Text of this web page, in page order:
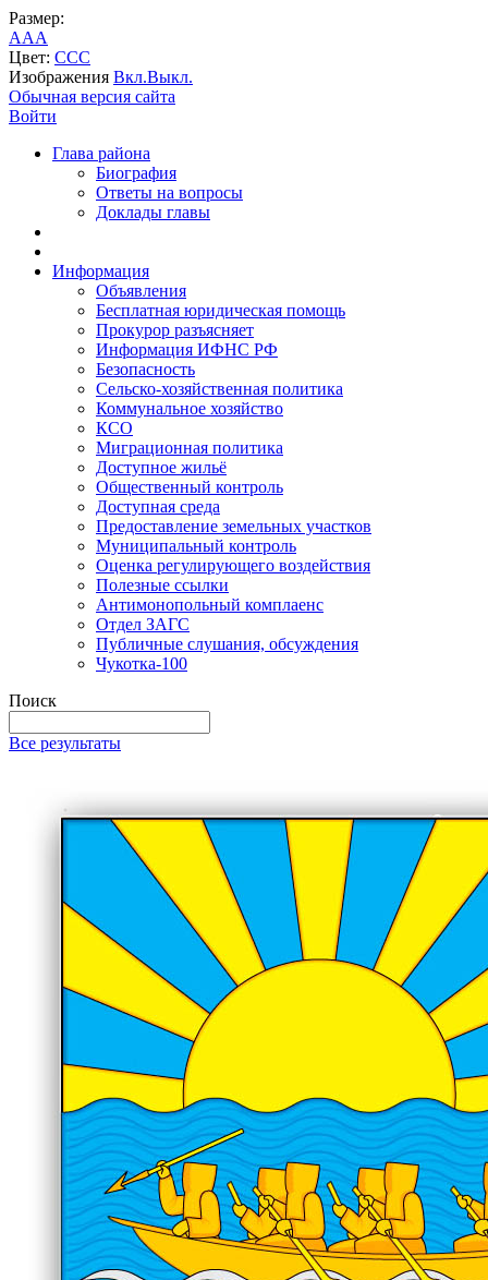
Размер:
AAA
Цвет: CCC
Изображения Вкл.Выкл.
Обычная версия сайта
Войти
Глава района
Биография
Ответы на вопросы
Доклады главы
Информация
Объявления
Бесплатная юридическая помощь
Прокурор разъясняет
Информация ИФНС РФ
Безопасность
Сельско-хозяйственная политика
Коммунальное хозяйство
КСО
Миграционная политика
Доступное жильё
Общественный контроль
Доступная среда
Предоставление земельных участков
Муниципальный контроль
Оценка регулирующего воздействия
Полезные ссылки
Антимонопольный комплаенс
Отдел ЗАГС
Публичные слушания, обсуждения
Чукотка-100
Поиск
Все результаты